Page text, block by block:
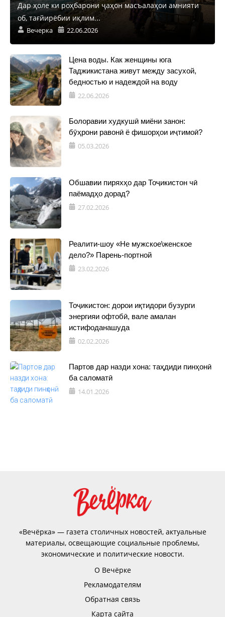
Дар ҳоле ки роҳбарони ҷаҳон масъалаҳои амнияти
об, тағйирёбии иқлим...
Вечерка 22.06.2026
Цена воды. Как женщины юга
Таджикистана живут между засухой,
бедностью и надеждой на воду
22.06.2026
Болоравии худкушӣ миёни занон:
бӯҳрони равонӣ ё фишорҳои иҷтимоӣ?
05.03.2026
Обшавии пиряхҳо дар Тоҷикистон чӣ
паёмадҳо дорад?
27.02.2026
Реалити-шоу «Не мужское\женское
дело?» Парень-портной
23.02.2026
Тоҷикистон: дорои иқтидори бузурги
энергияи офтобӣ, вале амалан
истифоданашуда
02.02.2026
Партов дар назди хона: таҳдиди пинҳонӣ
ба саломатӣ
14.01.2026
«Вечёрка» — газета столичных новостей, актуальные
материалы, освещающие социальные проблемы,
экономические и политические новости.
О Вечёрке
Рекламодателям
Обратная связь
Карта сайта